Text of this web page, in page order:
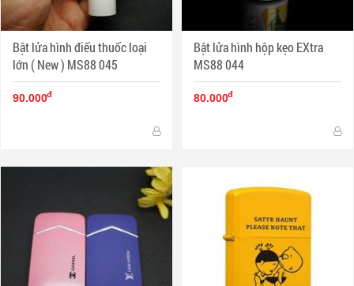
Bật lửa hình điếu thuốc loại
lớn ( New ) MS88 045
90.000đ
Bật lửa hình hộp kẹo EXtra
MS88 044
80.000đ